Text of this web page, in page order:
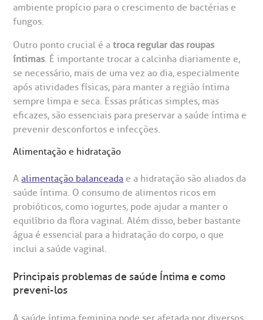
ambiente propício para o crescimento de bactérias e
fungos.
Outro ponto crucial é atroca regular das roupas
íntimas. É importante trocar a calcinha diariamente e,
se necessário, mais de uma vez ao dia, especialmente
após atividades físicas, para manter a região íntima
sempre limpa e seca. Essas práticas simples, mas
eficazes, são essenciais para preservar a saúde íntima e
prevenir desconfortos e infecções.
Alimentação e hidratação
Aalimentação balanceada e a hidratação são aliados da
saúde íntima. O consumo de alimentos ricos em
probióticos, como iogurtes, pode ajudar a manter o
equilíbrio da flora vaginal. Além disso, beber bastante
água é essencial para a hidratação do corpo, o que
inclui a saúde vaginal.
Principais problemas de saúde Íntima e como
preveni-los